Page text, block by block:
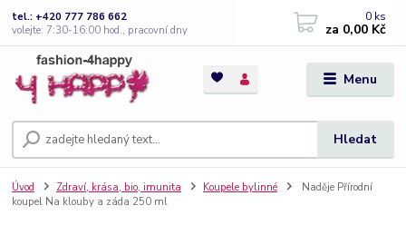
Menu
Hledat
tel.: +420 777 786 662
volejte: 7:30-16:00 hod., pracovní dny
0 ks
za 0,00 Kč
Úvod Zdraví, krása, bio, imunita Koupele bylinné
Naděje Přírodní
koupel Na klouby a záda 250 ml